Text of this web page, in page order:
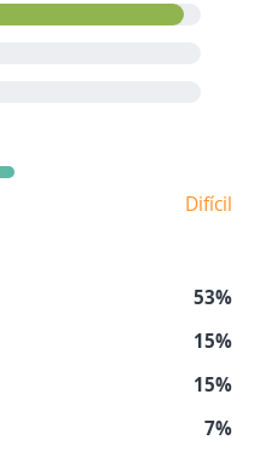
Difícil
53%
15%
15%
7%